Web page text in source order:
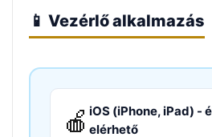
📱 Vezérlő alkalmazás
🍎 iOS (iPhone, iPad) -
elérhető